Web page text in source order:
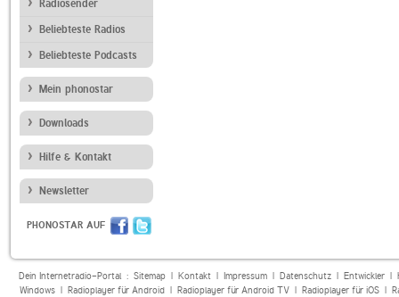
Radiosender
Beliebteste Radios
Beliebteste Podcasts
Mein phonostar
Downloads
Hilfe & Kontakt
Newsletter
PHONOSTAR AUF
Dein Internetradio-Portal : Sitemap| Kontakt| Impressum| Datenschutz| Entwickler|
Windows| Radioplayer für Android| Radioplayer für Android TV| Radioplayer für iOS|